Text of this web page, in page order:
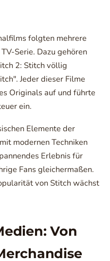
folgten mehrere
Serie. Dazu gehören
2: Stitch völlig
Jeder dieser Filme
Originals auf und führte
ein.
Elemente der
modernen Techniken
Erlebnis für
Fans gleichermaßen.
von Stitch wächst
Von